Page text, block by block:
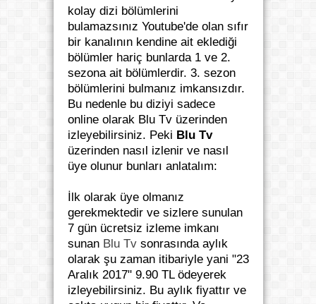
kolay dizi bölümlerini
bulamazsınız Youtube'de olan sıfır
bir kanalının kendine ait eklediği
bölümler hariç bunlarda 1 ve 2.
sezona ait bölümlerdir. 3. sezon
bölümlerini bulmanız imkansızdır.
Bu nedenle bu diziyi sadece
online olarak Blu Tv üzerinden
izleyebilirsiniz. Peki Blu Tv
üzerinden nasıl izlenir ve nasıl
üye olunur bunları anlatalım:
İlk olarak üye olmanız
gerekmektedir ve sizlere sunulan
7 gün ücretsiz izleme imkanı
sunan Blu Tvsonrasında aylık
olarak şu zaman itibariyle yani "23
Aralık 2017" 9.90 TL ödeyerek
izleyebilirsiniz. Bu aylık fiyattır ve